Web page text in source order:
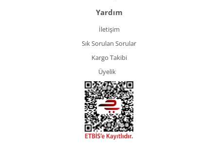
Yardım
İletişim
Sık Sorulan Sorular
Kargo Takibi
Üyelik